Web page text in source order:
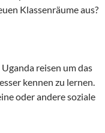
Klassenräume aus?
reisen um das
kennen zu lernen.
oder andere soziale